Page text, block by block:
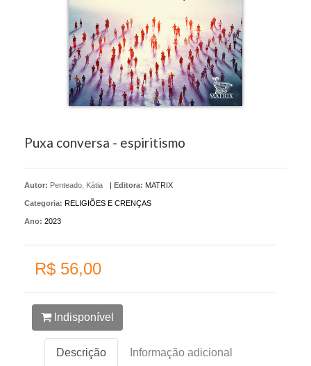
Puxa conversa - espiritismo
Autor: Penteado, Kátia | Editora: MATRIX
Categoria: RELIGIÕES E CRENÇAS
Ano: 2023
R$ 56,00
Indisponível
Descrição Informação adicional